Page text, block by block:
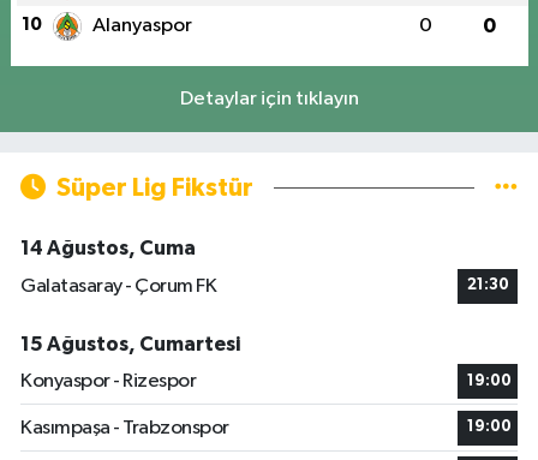
10 Alanyaspor 0 0
Detaylar için tıklayın
Süper Lig Fikstür
14 Ağustos, Cuma
Galatasaray - Çorum FK
21:30
15 Ağustos, Cumartesi
Konyaspor - Rizespor
19:00
Kasımpaşa - Trabzonspor 19:00